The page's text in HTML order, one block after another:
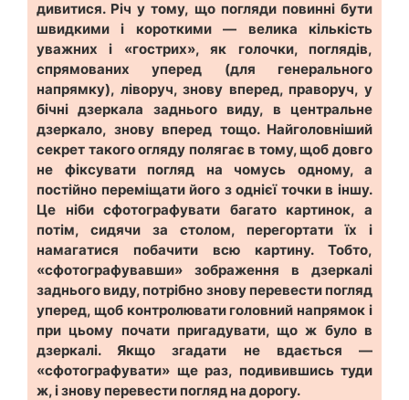
дивитися. Річ у тому, що погляди повинні бути
швидкими і короткими — велика кількість
уважних і «гострих», як голочки, поглядів,
спрямованих уперед (для генерального
напрямку), ліворуч, знову вперед, праворуч, у
бічні дзеркала заднього виду, в центральне
дзеркало, знову вперед тощо. Найголовніший
секрет такого огляду полягає в тому, щоб довго
не фіксувати погляд на чомусь одному, а
постійно переміщати його з однієї точки в іншу.
Це ніби сфотографувати багато картинок, а
потім, сидячи за столом, перегортати їх і
намагатися побачити всю картину. Тобто,
«сфотографувавши» зображення в дзеркалі
заднього виду, потрібно знову перевести погляд
уперед, щоб контролювати головний напрямок і
при цьому почати пригадувати, що ж було в
дзеркалі. Якщо згадати не вдається —
«сфотографувати» ще раз, подивившись туди
ж, і знову перевести погляд на дорогу.